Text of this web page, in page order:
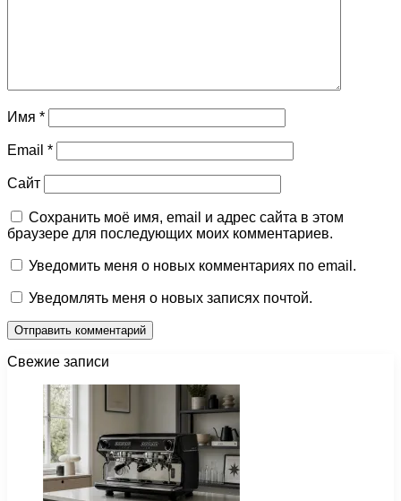
Имя *
Email *
Сайт
Сохранить моё имя, email и адрес сайта в этом
браузере для последующих моих комментариев.
Уведомить меня о новых комментариях по email.
Уведомлять меня о новых записях почтой.
Свежие записи